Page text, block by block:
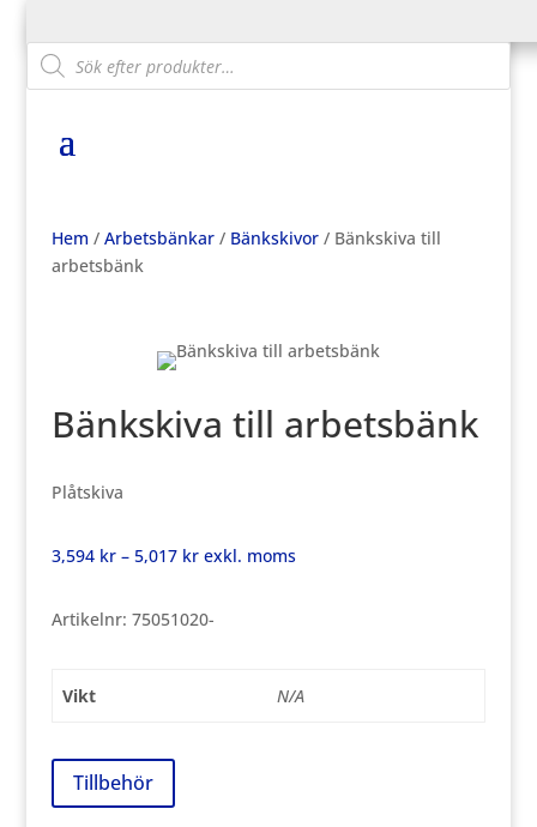
Products
search
Hem / Arbetsbänkar/ Bänkskivor/ Bänkskiva till
arbetsbänk
Bänkskiva till arbetsbänk
Plåtskiva
3,594 kr – 5,017 krPrisintervall:
till
exkl. moms
Artikelnr: 75051020-
Vikt N/A
Tillbehör